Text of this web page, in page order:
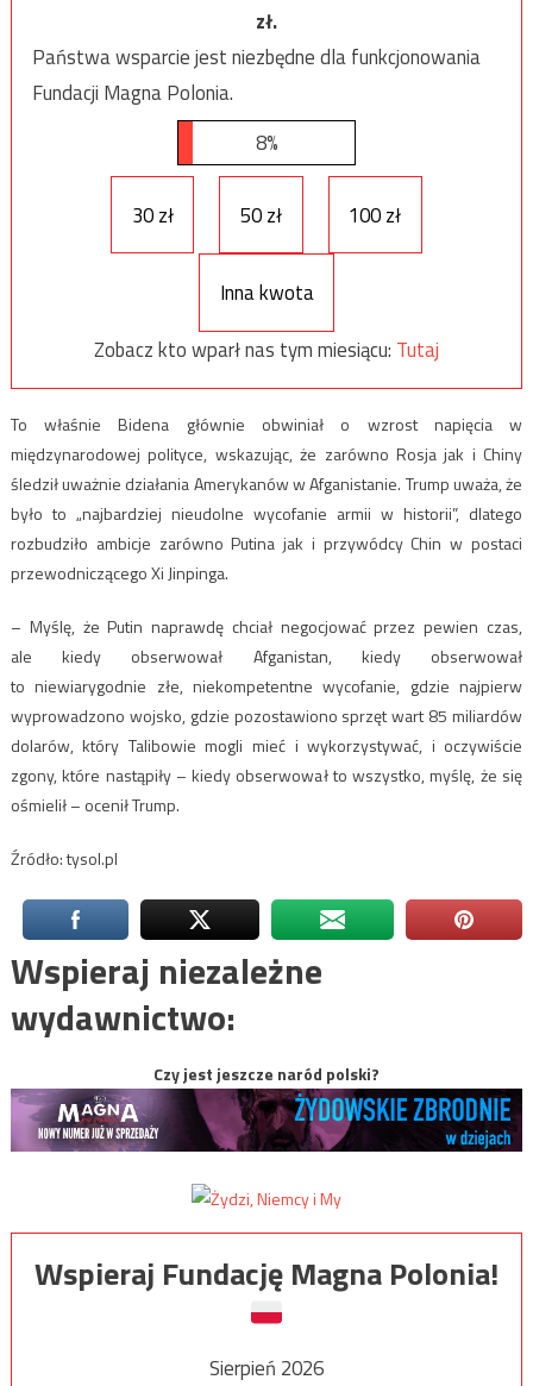
zł.
Państwa wsparcie jest niezbędne dla funkcjonowania
Fundacji Magna Polonia.
8%
30 zł 50 zł 100 zł
Inna kwota
Zobacz kto wparł nas tym miesiącu: Tutaj
To właśnie Bidena głównie obwiniał o wzrost napięcia w
międzynarodowej polityce, wskazując, że zarówno Rosja jak i Chiny
śledził uważnie działania Amerykanów w Afganistanie. Trump uważa, że
było to „najbardziej nieudolne wycofanie armii w historii”, dlatego
rozbudziło ambicje zarówno Putina jak i przywódcy Chin w postaci
przewodniczącego Xi Jinpinga.
– Myślę, że Putin naprawdę chciał negocjować przez pewien czas,
ale kiedy obserwował Afganistan, kiedy obserwował
to niewiarygodnie złe, niekompetentne wycofanie, gdzie najpierw
wyprowadzono wojsko, gdzie pozostawiono sprzęt wart 85 miliardów
dolarów, który Talibowie mogli mieć i wykorzystywać, i oczywiście
zgony, które nastąpiły – kiedy obserwował to wszystko, myślę, że się
ośmielił – ocenił Trump.
Źródło: tysol.pl
Wspieraj niezależne
wydawnictwo:
Czy jest jeszcze naród polski?
Wspieraj Fundację Magna Polonia!
Sierpień 2026